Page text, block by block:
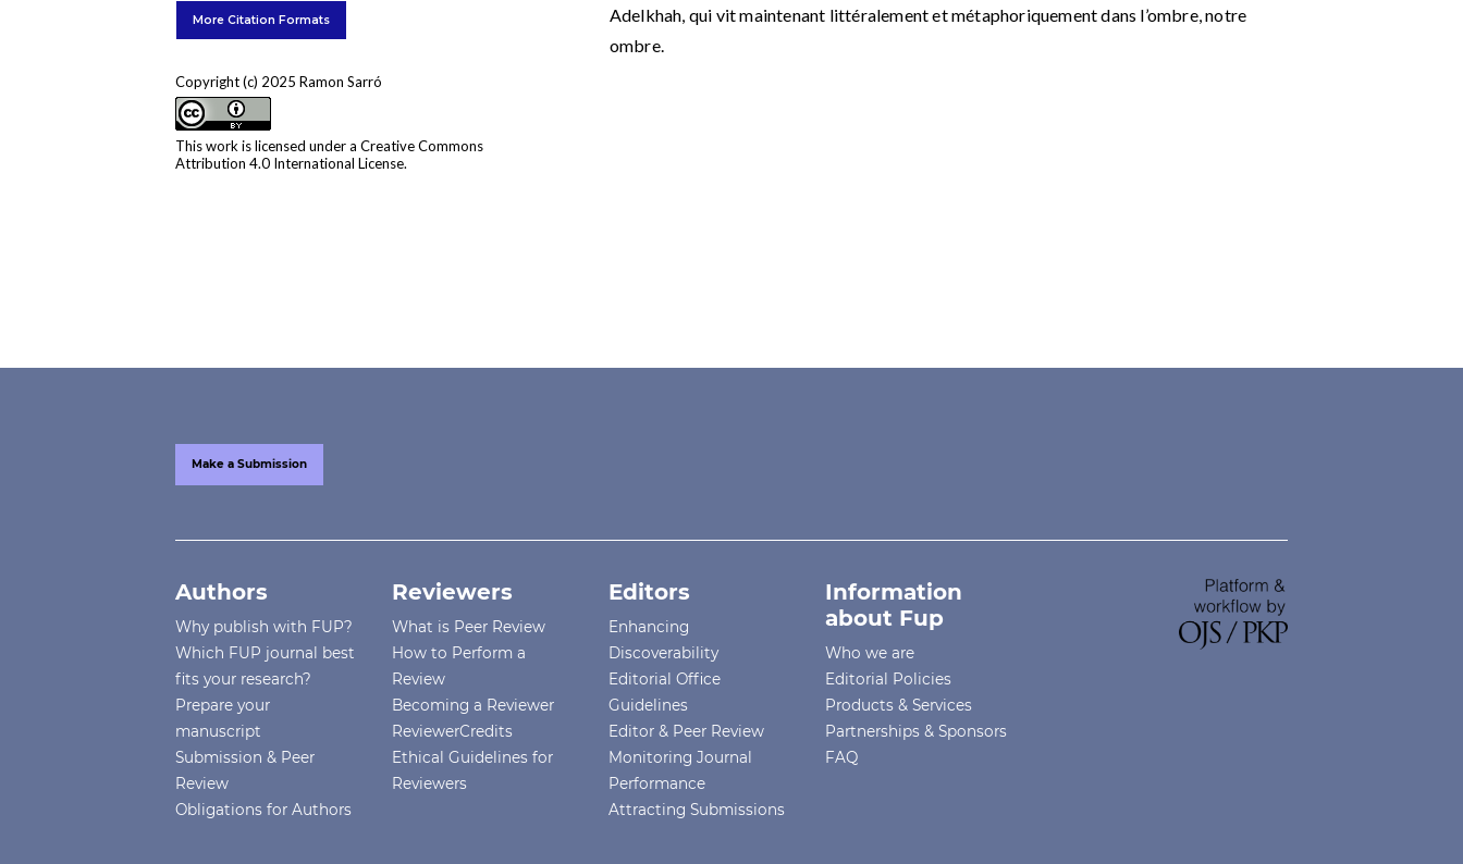
More Citation Formats
Copyright (c) 2025 Ramon Sarró
This work is licensed under aCreative Commons
Attribution 4.0 International License.
Adelkhah, qui vit maintenant littéralement et métaphoriquement dans l’ombre, notre
ombre.
Make a Submission
Authors
Why publish with FUP?
Which FUP journal best
fits your research?
Prepare your
manuscript
Submission & Peer
Review
Obligations for Authors
Reviewers
What is Peer Review
How to Perform a
Review
Becoming a Reviewer
ReviewerCredits
Ethical Guidelines for
Reviewers
Editors
Enhancing
Discoverability
Editorial Office
Guidelines
Editor & Peer Review
Monitoring Journal
Performance
Attracting Submissions
Information
about Fup
Who we are
Editorial Policies
Products & Services
Partnerships & Sponsors
FAQ